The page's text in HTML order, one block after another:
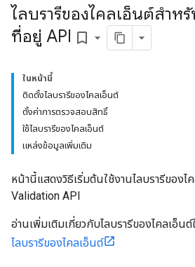
ไลบรารีของไคลเอ็นต์สำห
ที่อยู่ API bookmark_border
ในหน้านี้
ติดตั้งไลบรารีของไคลเอ็นต์
ตั้งค่าการตรวจสอบสิทธิ์
ใช้ไลบรารีของไคลเอ็นต์
แหล่งข้อมูลเพิ่มเติม
หน้านี้แสดงวิธีเริ่มต้นใช้งานไลบรารีของ
Validation API
อ่านเพิ่มเติมเกี่ยวกับไลบรารีของไคลเอ็นต์
ไลบรารีของไคลเอ็นต์